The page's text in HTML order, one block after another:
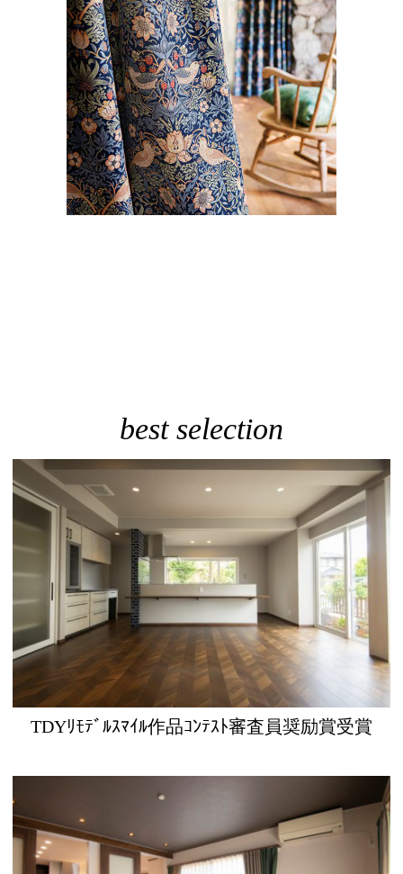
best selection
TDYﾘﾓﾃﾞﾙｽﾏｲﾙ作品ｺﾝﾃｽﾄ審査員奨励賞受賞